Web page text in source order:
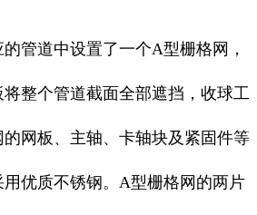
管道中设置了一个A型栅格网，
将整个管道截面全部遮挡，收球工
网板、主轴、卡轴块及紧固件等
优质不锈钢。A型栅格网的两片